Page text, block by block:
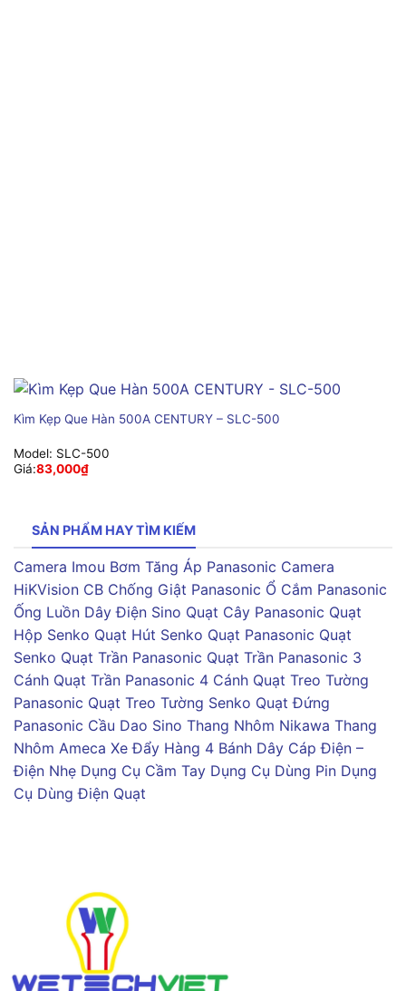
Kìm Kẹp Que Hàn 500A CENTURY – SLC-500
Model: SLC-500
Giá:83,000₫
SẢN PHẨM HAY TÌM KIẾM
Camera Imou Bơm Tăng Áp Panasonic Camera
HiKVision CB Chống Giật Panasonic Ổ Cắm Panasonic
Ống Luồn Dây Điện Sino Quạt Cây Panasonic Quạt
Hộp Senko Quạt Hút Senko Quạt Panasonic Quạt
Senko Quạt Trần Panasonic Quạt Trần Panasonic 3
Cánh Quạt Trần Panasonic 4 Cánh Quạt Treo Tường
Panasonic Quạt Treo Tường Senko Quạt Đứng
Panasonic Cầu Dao Sino Thang Nhôm Nikawa Thang
Nhôm Ameca Xe Đẩy Hàng 4 Bánh Dây Cáp Điện –
Điện Nhẹ Dụng Cụ Cầm Tay Dụng Cụ Dùng Pin Dụng
Cụ Dùng Điện Quạt